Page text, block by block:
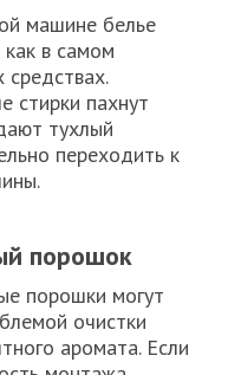
машине белье
как в самом
средствах.
стирки пахнут
тухлый
переходить к
порошок
порошки могут
очистки
аромата. Если